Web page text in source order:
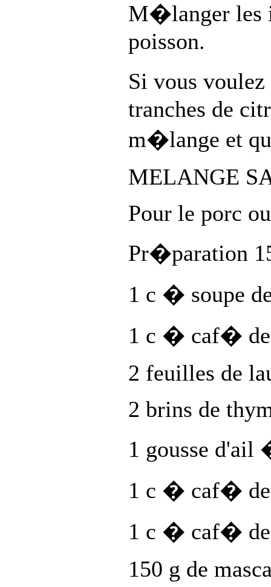
M�langer les
poisson.
Si vous
tranches de
m�lange et
MELANGE
Pour le porc
Pr�paration
1 c � soupe
1 c � caf� de
2 feuilles de
2 brins de
1 gousse
1 c � caf�
1 c � caf� de
150 g de